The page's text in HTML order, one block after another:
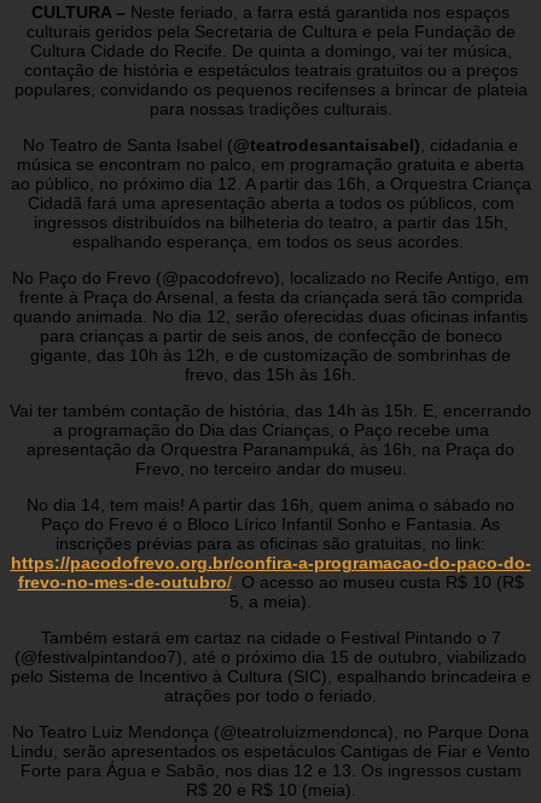
CULTURA – Neste feriado, a farra está garantida nos espaços
culturais geridos pela Secretaria de Cultura e pela Fundação de
Cultura Cidade do Recife. De quinta a domingo, vai ter música,
contação de história e espetáculos teatrais gratuitos ou a preços
populares, convidando os pequenos recifenses a brincar de plateia
para nossas tradições culturais.
No Teatro de Santa Isabel (@teatrodesantaisabel) , cidadania e
música se encontram no palco, em programação gratuita e aberta
ao público, no próximo dia 12. A partir das 16h, a Orquestra Criança
Cidadã fará uma apresentação aberta a todos os públicos, com
ingressos distribuídos na bilheteria do teatro, a partir das 15h,
espalhando esperança, em todos os seus acordes.
No Paço do Frevo (@pacodofrevo), localizado no Recife Antigo, em
frente à Praça do Arsenal, a festa da criançada será tão comprida
quando animada. No dia 12, serão oferecidas duas oficinas infantis
para crianças a partir de seis anos, de confecção de boneco
gigante, das 10h às 12h, e de customização de sombrinhas de
frevo, das 15h às 16h.
Vai ter também contação de história, das 14h às 15h. E, encerrando
a programação do Dia das Crianças, o Paço recebe uma
apresentação da Orquestra Paranampuká, às 16h, na Praça do
Frevo, no terceiro andar do museu.
No dia 14, tem mais! A partir das 16h, quem anima o sábado no
Paço do Frevo é o Bloco Lírico Infantil Sonho e Fantasia. As
inscrições prévias para as oficinas são gratuitas, no link:
https://pacodofrevo.org.br/confira-a-programacao-do-paco-do-
frevo-no-mes-de-outubro/. O acesso ao museu custa R$ 10 (R$
5, a meia).
Também estará em cartaz na cidade o Festival Pintando o 7
(@festivalpintandoo7), até o próximo dia 15 de outubro, viabilizado
pelo Sistema de Incentivo à Cultura (SIC), espalhando brincadeira e
atrações por todo o feriado.
No Teatro Luiz Mendonça (@teatroluizmendonca), no Parque Dona
Lindu, serão apresentados os espetáculos Cantigas de Fiar e Vento
Forte para Água e Sabão, nos dias 12 e 13. Os ingressos custam
R$ 20 e R$ 10 (meia).